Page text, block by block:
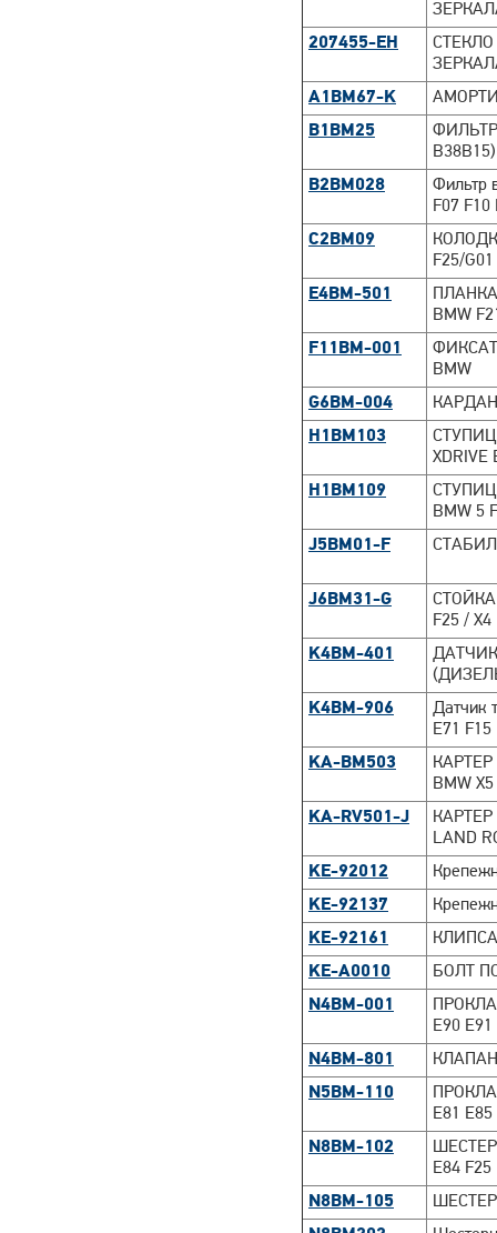
207455-EH
A1BM67-K
B1BM25
B2BM028
Фильтр
F07 F10
C2BM09
F25/
E4BM-501
BMW
F11BM-001
BMW
G6BM-004
H1BM103
XDRIVE
H1BM109
BMW 5
J5BM01-F
J6BM31-G
F25 / X4
K4BM-401
K4BM-906
Датчик
E71 F15
KA-BM503
BMW
KA-RV501-J
LAND
KE-92012
KE-92137
KE-92161
KE-A0010
БОЛТ
N4BM-001
E90
N4BM-801
N5BM-110
E81
N8BM-102
E84 F25
N8BM-105